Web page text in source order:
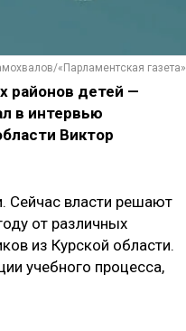
«Парламентская газета»
районов детей —
в интервью
Виктор
Сейчас власти решают
от различных
из Курской области.
учебного процесса,